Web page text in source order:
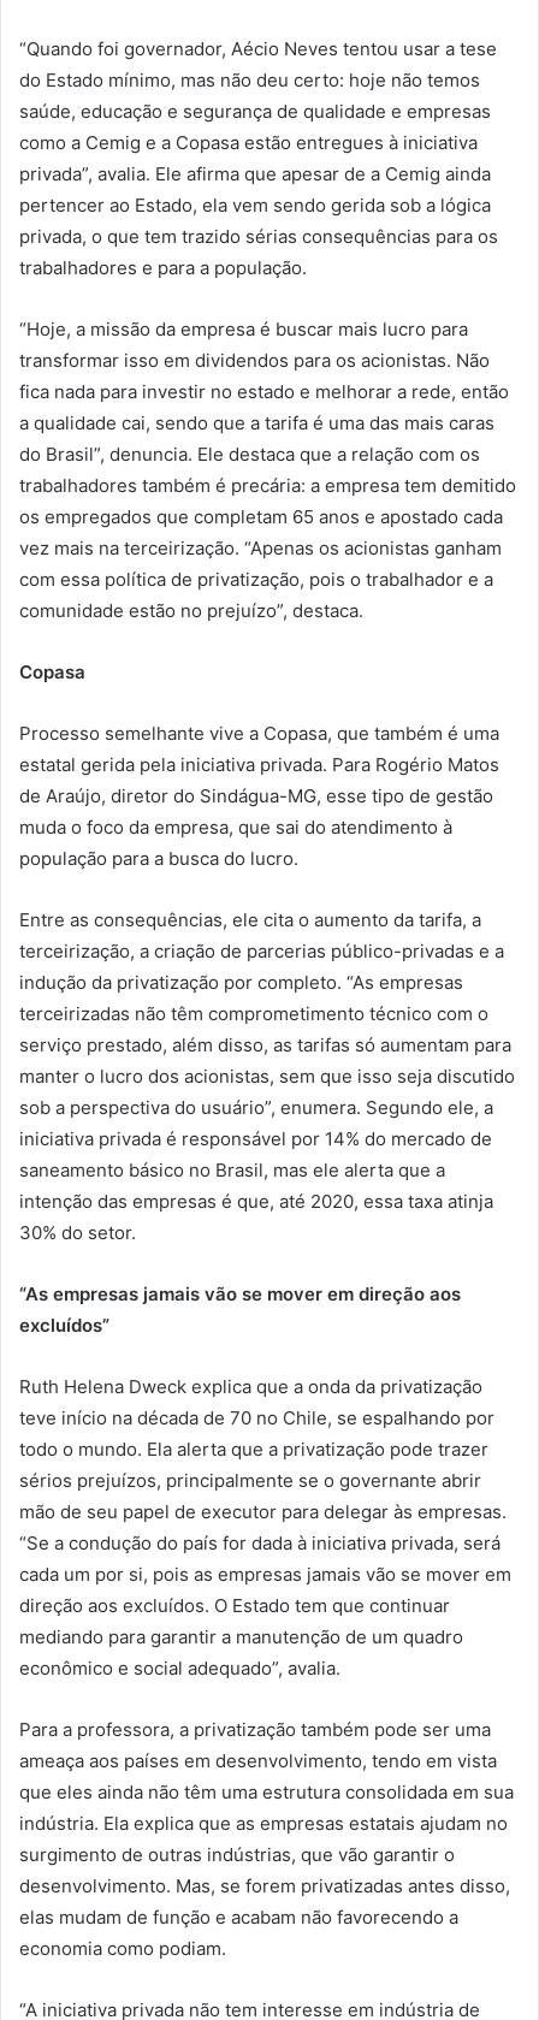
“Quando foi governador, Aécio Neves tentou usar a tese
do Estado mínimo, mas não deu certo: hoje não temos
saúde, educação e segurança de qualidade e empresas
como a Cemig e a Copasa estão entregues à iniciativa
privada”, avalia. Ele afirma que apesar de a Cemig ainda
pertencer ao Estado, ela vem sendo gerida sob a lógica
privada, o que tem trazido sérias consequências para os
trabalhadores e para a população.
“Hoje, a missão da empresa é buscar mais lucro para
transformar isso em dividendos para os acionistas. Não
fica nada para investir no estado e melhorar a rede, então
a qualidade cai, sendo que a tarifa é uma das mais caras
do Brasil”, denuncia. Ele destaca que a relação com os
trabalhadores também é precária: a empresa tem demitido
os empregados que completam 65 anos e apostado cada
vez mais na terceirização. “Apenas os acionistas ganham
com essa política de privatização, pois o trabalhador e a
comunidade estão no prejuízo”, destaca.
Copasa
Processo semelhante vive a Copasa, que também é uma
estatal gerida pela iniciativa privada. Para Rogério Matos
de Araújo, diretor do Sindágua-MG, esse tipo de gestão
muda o foco da empresa, que sai do atendimento à
população para a busca do lucro.
Entre as consequências, ele cita o aumento da tarifa, a
terceirização, a criação de parcerias público-privadas e a
indução da privatização por completo. “As empresas
terceirizadas não têm comprometimento técnico com o
serviço prestado, além disso, as tarifas só aumentam para
manter o lucro dos acionistas, sem que isso seja discutido
sob a perspectiva do usuário”, enumera. Segundo ele, a
iniciativa privada é responsável por 14% do mercado de
saneamento básico no Brasil, mas ele alerta que a
intenção das empresas é que, até 2020, essa taxa atinja
30% do setor.
“As empresas jamais vão se mover em direção aos
excluídos”
Ruth Helena Dweck explica que a onda da privatização
teve início na década de 70 no Chile, se espalhando por
todo o mundo. Ela alerta que a privatização pode trazer
sérios prejuízos, principalmente se o governante abrir
mão de seu papel de executor para delegar às empresas.
“Se a condução do país for dada à iniciativa privada, será
cada um por si, pois as empresas jamais vão se mover em
direção aos excluídos. O Estado tem que continuar
mediando para garantir a manutenção de um quadro
econômico e social adequado”, avalia.
Para a professora, a privatização também pode ser uma
ameaça aos países em desenvolvimento, tendo em vista
que eles ainda não têm uma estrutura consolidada em sua
indústria. Ela explica que as empresas estatais ajudam no
surgimento de outras indústrias, que vão garantir o
desenvolvimento. Mas, se forem privatizadas antes disso,
elas mudam de função e acabam não favorecendo a
economia como podiam.
“A iniciativa privada não tem interesse em indústria de